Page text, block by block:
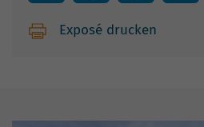
Exposé drucken